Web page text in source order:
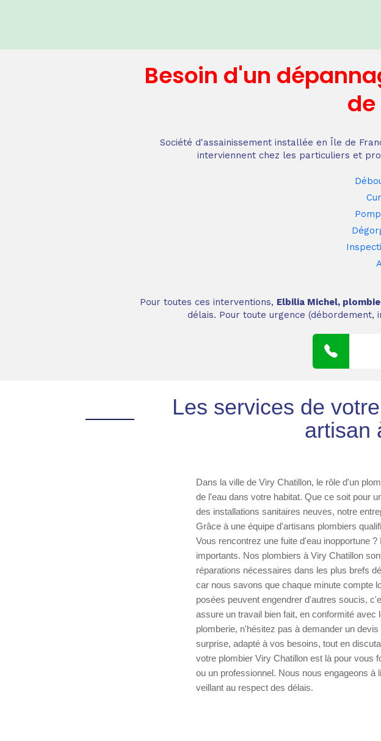
Besoin d'un
de
Société d'assainissement installée en Île de
interviennent chez les particuliers et
Pour toutes ces interventions, Elbilia Michel,
délais. Pour toute urgence (débordement,
Les services de
artisan
Dans la ville de Viry Chatillon, le rôle d'un
de l'eau dans votre habitat. Que ce soit pour
des installations sanitaires neuves, notre
Grâce à une équipe d'artisans plombiers
Vous rencontrez une fuite d'eau inopportune
importants. Nos plombiers à Viry Chatillon
réparations nécessaires dans les plus brefs
car nous savons que chaque minute compte
posées peuvent engendrer d'autres soucis,
assure un travail bien fait, en conformité
plomberie, n'hésitez pas à demander un
surprise, adapté à vos besoins, tout en
votre plombier Viry Chatillon est là pour vous
ou un professionnel. Nous nous engageons
veillant au respect des délais.